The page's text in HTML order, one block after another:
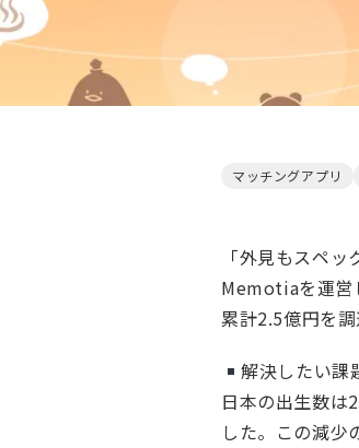
マッチングアプリ
「外見もスペ
Memotiaを運営
累計2.5億円を調
解決したい課
日本の出生数は
した。この減少